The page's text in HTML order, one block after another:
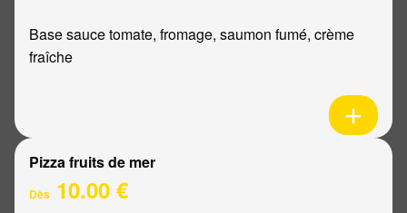
Base sauce tomate, fromage, saumon fumé, crème
fraîche
Pizza fruits de mer
Dès 10.00 €